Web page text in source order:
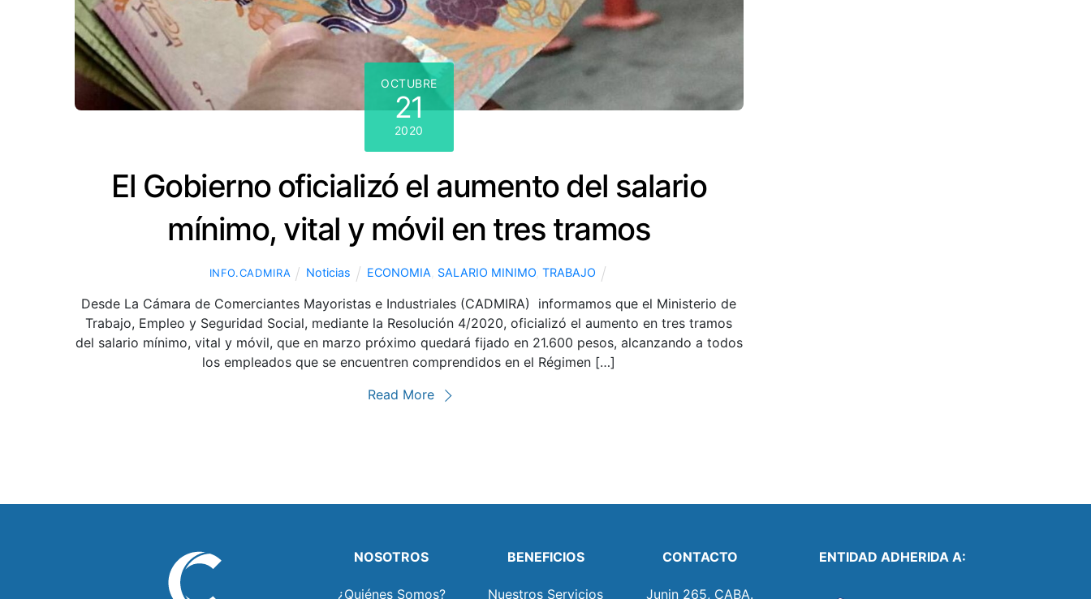
OCTUBRE
21
2020
El Gobierno oficializó el aumento del salario
mínimo, vital y móvil en tres tramos
INFO.CADMIRA Noticias ECONOMIA SALARIO MINIMO, TRABAJO
Desde La Cámara de Comerciantes Mayoristas e Industriales (CADMIRA) informamos que el Ministerio de
Trabajo, Empleo y Seguridad Social, mediante la Resolución 4/2020, oficializó el aumento en tres tramos
del salario mínimo, vital y móvil, que en marzo próximo quedará fijado en 21.600 pesos, alcanzando a todos
los empleados que se encuentren comprendidos en el Régimen […]
Read More
NOSOTROS
¿Quiénes Somos?
BENEFICIOS
Nuestros Servicios
CONTACTO
Junin 265, CABA.
ENTIDAD ADHERIDA A: